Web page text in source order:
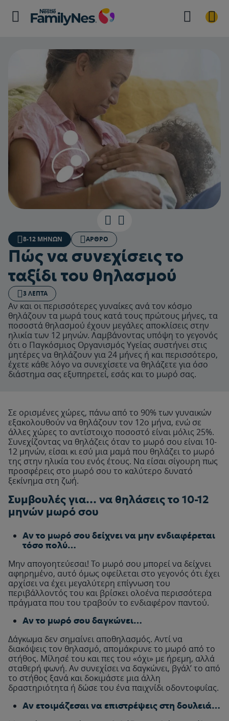
8-12 ΜΗΝΏΝ ΆΡΘΡΟ
Πώς να συνεχίσεις το
ταξίδι του θηλασμού
3 ΛΕΠΤΆ
Αν και οι περισσότερες γυναίκες ανά τον κόσμο
θηλάζουν τα μωρά τους κατά τους πρώτους μήνες, τα
ποσοστά θηλασμού έχουν μεγάλες αποκλίσεις στην
ηλικία των 12 μηνών. Λαμβάνοντας υπόψη το γεγονός
ότι ο Παγκόσμιος Οργανισμός Υγείας συστήνει στις
μητέρες να θηλάζουν για 24 μήνες ή και περισσότερο,
έχετε κάθε λόγο να συνεχίσετε να θηλάζετε για όσο
διάστημα σας εξυπηρετεί, εσάς και το μωρό σας.
Σε ορισμένες χώρες, πάνω από το 90% των γυναικών
εξακολουθούν να θηλάζουν τον 12ο μήνα, ενώ σε
άλλες χώρες το αντίστοιχο ποσοστό είναι μόλις 25%.
Συνεχίζοντας να θηλάζεις όταν το μωρό σου είναι 10-
12 μηνών, είσαι κι εσύ μια μαμά που θηλάζει το μωρό
της στην ηλικία του ενός έτους. Να είσαι σίγουρη πως
προσφέρεις στο μωρό σου το καλύτερο δυνατό
ξεκίνημα στη ζωή.
Συμβουλές για… να θηλάσεις το 10-12
μηνών μωρό σου
Αν το μωρό σου δείχνει να μην ενδιαφέρεται
τόσο πολύ…
Μην απογοητεύεσαι! Το μωρό σου μπορεί να δείχνει
αφηρημένο, αυτό όμως οφείλεται στο γεγονός ότι έχει
αρχίσει να έχει μεγαλύτερη επίγνωση του
περιβάλλοντός του και βρίσκει ολοένα περισσότερα
πράγματα που του τραβούν το ενδιαφέρον παντού.
Αν το μωρό σου δαγκώνει…
Δάγκωμα δεν σημαίνει αποθηλασμός. Αντί να
διακόψεις τον θηλασμό, απομάκρυνε το μωρό από το
στήθος. Μίλησέ του και πες του «όχι» με ήρεμη, αλλά
σταθερή φωνή. Αν συνεχίσει να δαγκώνει, βγάλ’ το από
το στήθος ξανά και δοκιμάστε μια άλλη
δραστηριότητα ή δώσε του ένα παιχνίδι οδοντοφυΐας.
Αν ετοιμάζεσαι να επιστρέψεις στη δουλειά…